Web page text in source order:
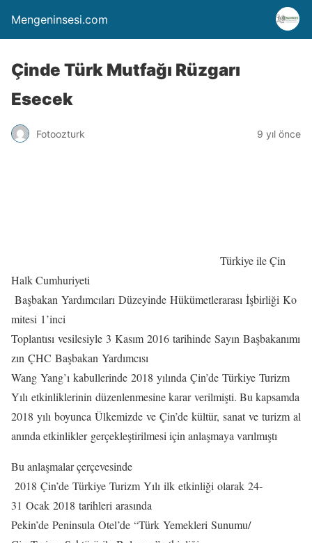
Mengeninsesi.com
Çinde Türk Mutfağı Rüzgarı
Esecek
Fotoozturk 9 yıl önce
Türkiye ile Çin
Halk Cumhuriyeti
Başbakan Yardımcıları Düzeyinde Hükümetlerarası İşbirliği Ko
mitesi 1’inci
Toplantısı vesilesiyle 3 Kasım 2016 tarihinde Sayın Başbakanımı
zın ÇHC Başbakan Yardımcısı
Wang Yang’ı kabullerinde 2018 yılında Çin’de Türkiye Turizm
Yılı etkinliklerinin düzenlenmesine karar verilmişti. Bu kapsamda
2018 yılı boyunca Ülkemizde ve Çin’de kültür, sanat ve turizm al
anında etkinlikler gerçekleştirilmesi için anlaşmaya varılmıştı
Bu anlaşmalar çerçevesinde
2018 Çin’de Türkiye Turizm Yılı ilk etkinliği olarak 24-
31 Ocak 2018 tarihleri arasında
Pekin’de Peninsula Otel’de “Türk Yemekleri Sunumu/